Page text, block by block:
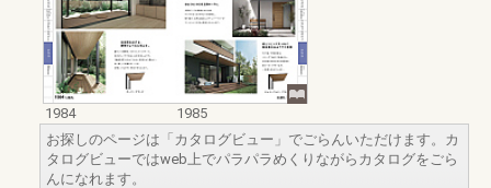
1984
1985
お探しのページは「カタログビュー」でごらんいただけます。カ
タログビューではweb上でパラパラめくりながらカタログをごら
んになれます。